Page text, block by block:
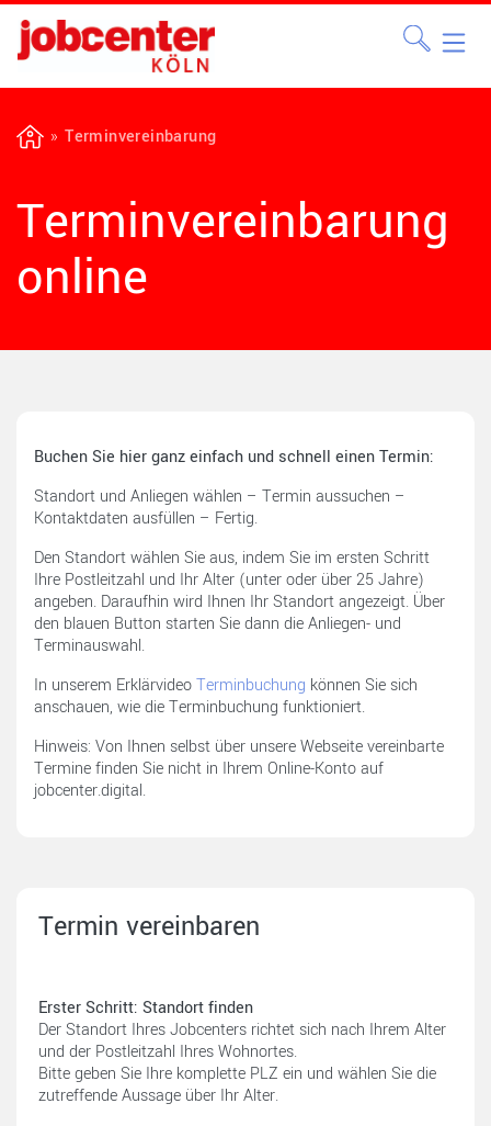
Termin­vereinbarung
Termin­vereinbarung
online
Buchen Sie hier ganz einfach und schnell einen Termin:
Standort und Anliegen wählen – Termin aussuchen –
Kontaktdaten ausfüllen – Fertig.
Den Standort wählen Sie aus, indem Sie im ersten Schritt
Ihre Postleitzahl und Ihr Alter (unter oder über 25 Jahre)
angeben. Daraufhin wird Ihnen Ihr Standort angezeigt. Über
den blauen Button starten Sie dann die Anliegen- und
Terminauswahl.
In unserem ErklärvideoTerminbuchung können Sie sich
anschauen, wie die Terminbuchung funktioniert.
Hinweis: Von Ihnen selbst über unsere Webseite vereinbarte
Termine finden Sie nicht in Ihrem Online-Konto auf
jobcenter.digital.
Termin vereinbaren
Erster Schritt: Standort finden
Der Standort Ihres Jobcenters richtet sich nach Ihrem Alter
und der Postleitzahl Ihres Wohnortes.
Bitte geben Sie Ihre komplette PLZ ein und wählen Sie die
zutreffende Aussage über Ihr Alter.